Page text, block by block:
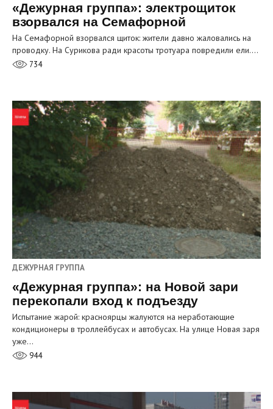
«Дежурная группа»: электрощиток
взорвался на Семафорной
На Семафорной взорвался щиток: жители давно жаловались на
проводку. На Сурикова ради красоты тротуара повредили ели.…
734
ДЕЖУРНАЯ ГРУППА
«Дежурная группа»: на Новой зари
перекопали вход к подъезду
Испытание жарой: красноярцы жалуются на неработающие
кондиционеры в троллейбусах и автобусах. На улице Новая заря
уже…
944